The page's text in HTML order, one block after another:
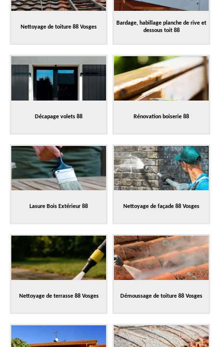
Nettoyage de toiture 88 Vosges
Bardage, habillage planche de rive et
dessous toit 88
Décapage volets 88 Rénovation boiserie 88
Lasure Bois Extérieur 88 Nettoyage de façade 88 Vosges
Nettoyage de terrasse 88 Vosges Démoussage de toiture 88 Vosges